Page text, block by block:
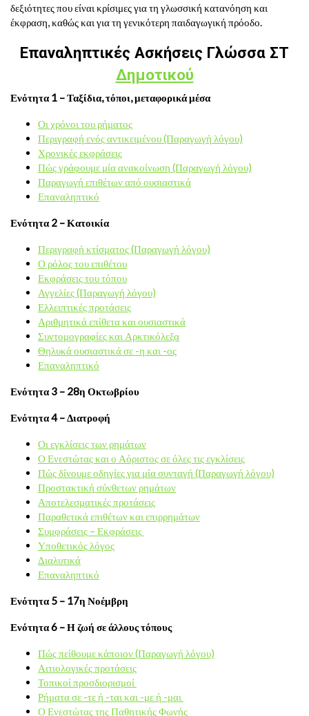
δεξιότητες που είναι κρίσιμες για τη γλωσσική κατανόηση και
έκφραση, καθώς και για τη γενικότερη παιδαγωγική πρόοδο.
Επαναληπτικές Ασκήσεις Γλώσσα ΣΤ
Δημοτικού
Ενότητα 1 – Ταξίδια, τόποι, μεταφορικά μέσα
Οι χρόνοι του ρήματος
Περιγραφή ενός αντικειμένου (Παραγωγή λόγου)
Χρονικές εκφράσεις
Πώς γράφουμε μία ανακοίνωση (Παραγωγή λόγου)
Παραγωγή επιθέτων από ουσιαστικά
Επαναληπτικό
Ενότητα 2 – Κατοικία
Περιγραφή κτίσματος (Παραγωγή λόγου)
Ο ρόλος του επιθέτου
Εκφράσεις του τόπου
Αγγελίες (Παραγωγή λόγου)
Ελλειπτικές προτάσεις
Αριθμητικά επίθετα και ουσιαστικά
Συντομογραφίες και Αρκτικόλεξα
Θηλυκά ουσιαστικά σε -η και -ος
Επαναληπτικό
Ενότητα 3 – 28η Οκτωβρίου
Ενότητα 4 – Διατροφή
Οι εγκλίσεις των ρημάτων
Ο Ενεστώτας και ο Αόριστος σε όλες τις εγκλίσεις
Πώς δίνουμε οδηγίες για μία συνταγή (Παραγωγή λόγου)
Προστακτική σύνθετων ρημάτων
Αποτελεσματικές προτάσεις
Παραθετικά επιθέτων και επιρρημάτων
Συμφράσεις – Εκφράσεις
Υποθετικός λόγος
Διαλυτικά
Επαναληπτικό
Ενότητα 5 – 17η Νοέμβρη
Ενότητα 6 – Η ζωή σε άλλους τόπους
Πώς πείθουμε κάποιον (Παραγωγή λόγου)
Αιτιολογικές προτάσεις
Τοπικοί προσδιορισμοί
Ρήματα σε -τε ή -ται και -με ή -μαι
Ο Ενεστώτας της Παθητικής Φωνής